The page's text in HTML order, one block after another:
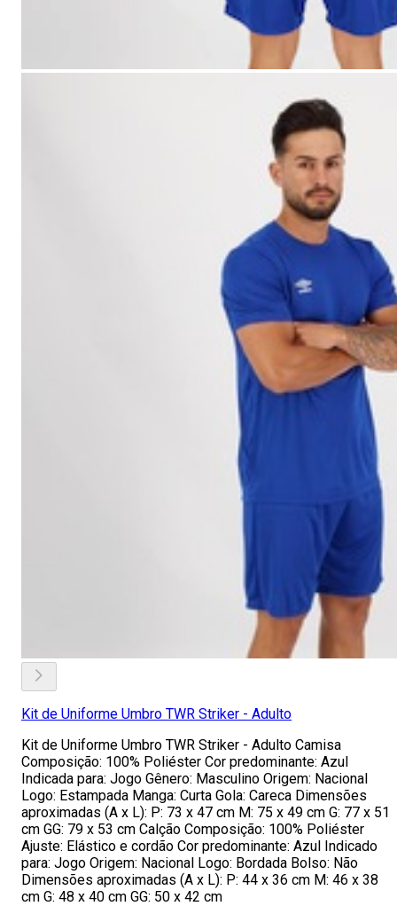
Kit de Uniforme Umbro TWR Striker - Adulto
Kit de Uniforme Umbro TWR Striker - Adulto Camisa
Composição: 100% Poliéster Cor predominante: Azul
Indicada para: Jogo Gênero: Masculino Origem: Nacional
Logo: Estampada Manga: Curta Gola: Careca Dimensões
aproximadas (A x L): P: 73 x 47 cm M: 75 x 49 cm G: 77 x 51
cm GG: 79 x 53 cm Calção Composição: 100% Poliéster
Ajuste: Elástico e cordão Cor predominante: Azul Indicado
para: Jogo Origem: Nacional Logo: Bordada Bolso: Não
Dimensões aproximadas (A x L): P: 44 x 36 cm M: 46 x 38
cm G: 48 x 40 cm GG: 50 x 42 cm